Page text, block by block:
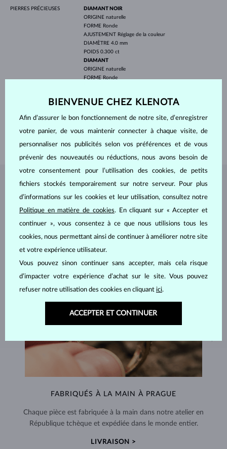
PIERRES PRÉCIEUSES
DIAMANT NOIR
ORIGINE naturelle
FORME Ronde
AJUSTEMENT Réglage de la couleur
DIAMÈTRE 4.0 mm
POIDS 0.300 ct
DIAMANT
ORIGINE naturelle
FORME Ronde
DIAMÈTRE1.4 mm
BIJOUX DEL'ATELIER KLENOTA
FABRIQUÉS À LA MAIN À PRAGUE
Chaque pièce est fabriquée à la main dans notre atelier en
République tchèque et expédiée dans le monde entier.
LIVRAISON >
BIENVENUE CHEZ KLENOTA
Afin d’assurer le bon fonctionnement de notre site, d’enregistrer
votre panier, de vous maintenir connecter à chaque visite, de
personnaliser nos publicités selon vos préférences et de vous
prévenir des nouveautés ou réductions, nous avons besoin de
votre consentement pour l’utilisation des cookies, de petits
fichiers stockés temporairement sur notre serveur. Pour plus
d’informations sur les cookies et leur utilisation, consultez notre
Politique en matière de cookies. En cliquant sur « Accepter et
continuer », vous consentez à ce que nous utilisions tous les
cookies, nous permettant ainsi de continuer à améliorer notre site
et votre expérience utilisateur.
Vous pouvez sinon continuer sans accepter, mais cela risque
d’impacter votre expérience d’achat sur le site. Vous pouvez
refuser notre utilisation des cookies en cliquant ici.
ACCEPTER ET CONTINUER